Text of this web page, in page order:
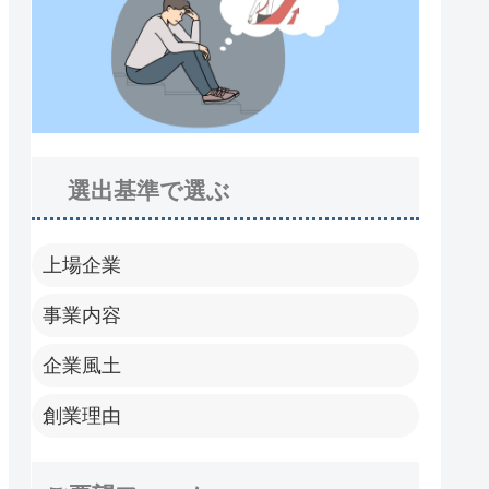
選出基準で選ぶ
上場企業
事業内容
企業風土
創業理由